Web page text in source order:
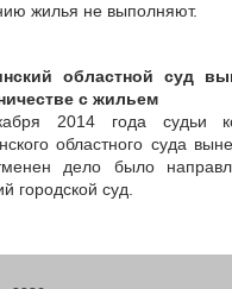
жилья не выполняют.
областной суд
с жильем
2014 года судьи
областного суда
дело было
городской суд.